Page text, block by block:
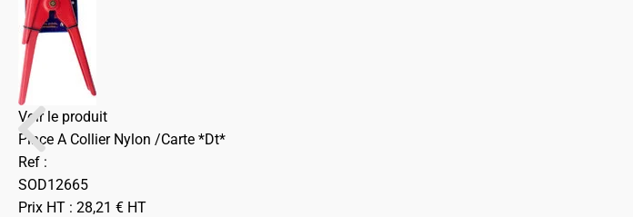
Voir le produit
Pince A Collier Nylon /Carte *Dt*
Ref :
SOD12665
Prix HT : 28,21 € HT